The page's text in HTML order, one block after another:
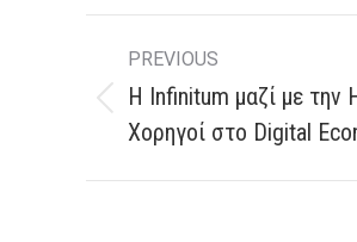
Post
navigation
PREVIOUS
Previous
post:
Η Infinitum μαζί με την
Χορηγοί στο Digital